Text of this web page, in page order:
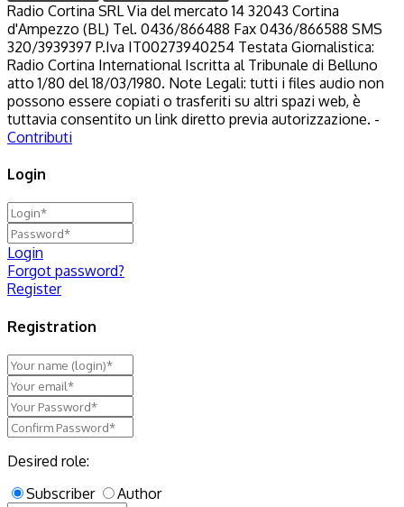
Radio Cortina SRL Via del mercato 14 32043 Cortina
d'Ampezzo (BL) Tel. 0436/866488 Fax 0436/866588 SMS
320/3939397 P.Iva IT00273940254 Testata Giornalistica:
Radio Cortina International Iscritta al Tribunale di Belluno
atto 1/80 del 18/03/1980. Note Legali: tutti i files audio non
possono essere copiati o trasferiti su altri spazi web, è
tuttavia consentito un link diretto previa autorizzazione. -
Contributi
Login
Login
Forgot password?
Register
Registration
Desired role:
Subscriber
Author